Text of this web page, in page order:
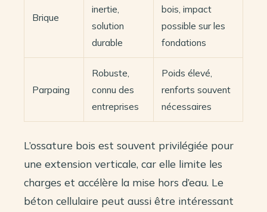
Brique
inertie,
solution
durable
bois, impact
possible sur les
fondations
Parpaing
Robuste,
connu des
entreprises
Poids élevé,
renforts souvent
nécessaires
L’ossature bois est souvent privilégiée pour
une extension verticale, car elle limite les
charges et accélère la mise hors d’eau. Le
béton cellulaire peut aussi être intéressant